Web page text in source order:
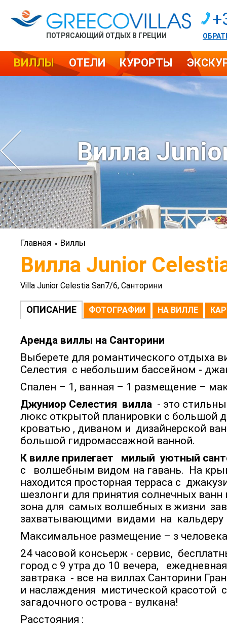
ПОТРЯСАЮЩИЙ ОТДЫХ В ГРЕЦИИ
ВИЛЛЫ ОТЕЛИ КУРОРТЫ
Вилла
Главная » Виллы
Вилла Junior
Villa Junior Celestia San7/6, Санторини
ОПИСАНИЕ ФОТОГРАФИИ НА ВИЛЛЕ
Аренда виллы на Санторини
Выберете для романтического отдыха
Селестия с небольшим бассейном -
Спален – 1, ванная – 1 размещение –
Джуниор Селестия вилла - это
люкс открытой планировки с большой
кроватью , диваном и дизайнерской
большой гидромассажной ванной.
К вилле прилегает милый уютный
с волшебным видом на гавань. На
находится просторная терраса с
шезлонги для принятия солнечных ванн
зона для самых волшебных в жизни
захватывающими видами на кальдеру
Максимальное размещение – з
24 часовой консьерж - сервис,
город с 9 утра до 10 вечера,
завтрака - все на виллах Санторини
и наслаждения мистической красотой
загадочного острова - вулкана!
Расстояния :